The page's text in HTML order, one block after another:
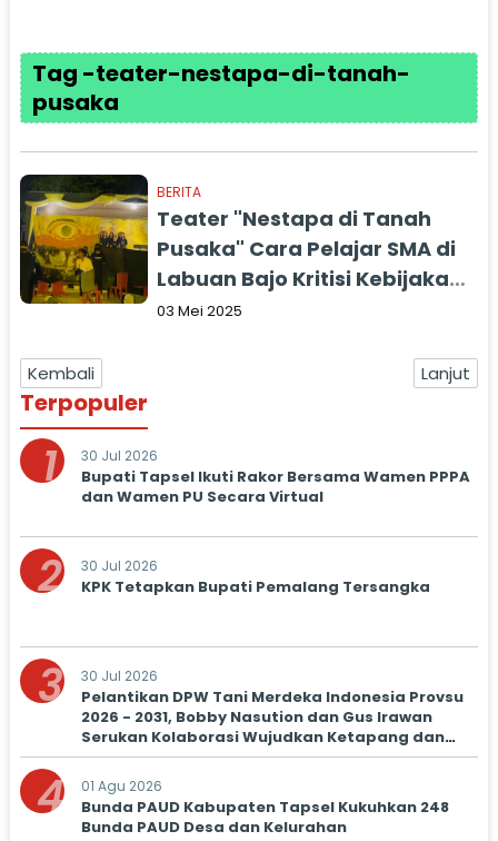
Tag -teater-nestapa-di-tanah-
pusaka
BERITA
Teater "Nestapa di Tanah
Pusaka" Cara Pelajar SMA di
Labuan Bajo Kritisi Kebijakan
Pemerintah
03 Mei 2025
Kembali Lanjut
Terpopuler
1 30 Jul 2026
Bupati Tapsel Ikuti Rakor Bersama Wamen PPPA
dan Wamen PU Secara Virtual
2 30 Jul 2026
KPK Tetapkan Bupati Pemalang Tersangka
3 30 Jul 2026
Pelantikan DPW Tani Merdeka Indonesia Provsu
2026 - 2031, Bobby Nasution dan Gus Irawan
Serukan Kolaborasi Wujudkan Ketapang dan
Kesejahteraan Petani
4 01 Agu 2026
Bunda PAUD Kabupaten Tapsel Kukuhkan 248
Bunda PAUD Desa dan Kelurahan